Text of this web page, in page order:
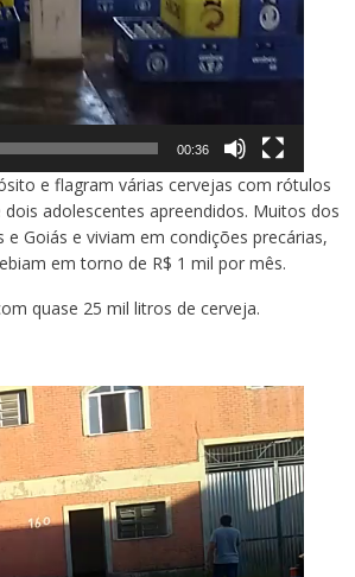
00:36
e flagram várias cervejas com rótulos
adolescentes apreendidos. Muitos dos
Goiás e viviam em condições precárias,
em torno de R$ 1 mil por mês.
quase 25 mil litros de cerveja.